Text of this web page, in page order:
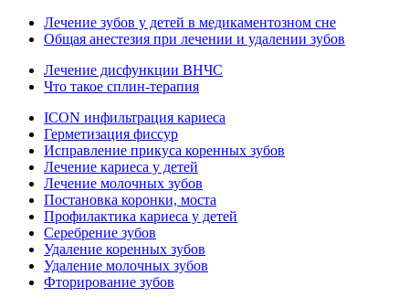
Лечение зубов у детей в медикаментозном сне
Общая анестезия при лечении и удалении зубов
Лечение дисфункции ВНЧС
Что такое сплин-терапия
ICON инфильтрация кариеса
Герметизация фиссур
Исправление прикуса коренных зубов
Лечение кариеса у детей
Лечение молочных зубов
Постановка коронки, моста
Профилактика кариеса у детей
Серебрение зубов
Удаление коренных зубов
Удаление молочных зубов
Фторирование зубов